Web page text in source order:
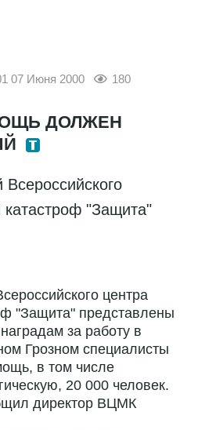
07 Июня 2000 180
ДОЛЖЕН
"Защита"
центра
"Защита" представлены
за работу в
Грозном специалисты
в том числе
20 000 человек.
директор ВЦМК